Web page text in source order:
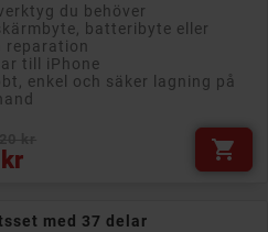
du behöver
batteribyte eller
reparation
till iPhone
enkel och säker lagning på

med 37 delar